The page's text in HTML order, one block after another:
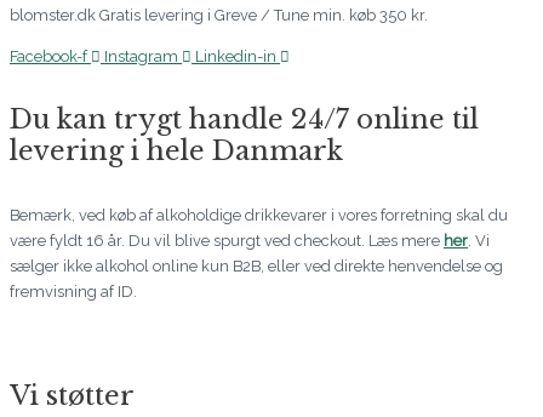
blomster.dk Gratis levering i Greve / Tune min. køb 350 kr.
Facebook-f Instagram Linkedin-in
Du kan trygt handle 24/7 online til
levering i hele Danmark
Bemærk, ved køb af alkoholdige drikkevarer i vores forretning skal du
være fyldt 16 år. Du vil blive spurgt ved checkout. Læs mere her . Vi
sælger ikke alkohol online kun B2B, eller ved direkte henvendelse og
fremvisning af ID.
Vi støtter